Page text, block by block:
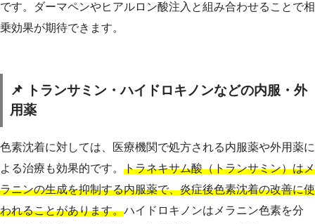
です。ダーマペンやヒアルロン酸注入と組み合わせることで相
乗効果が期待できます。
📌 トランサミン・ハイドロキノンなどの内服・外
用薬
色素沈着に対しては、医療機関で処方される内服薬や外用薬に
よる治療も効果的です。 トラネキサム酸（トランサミン）はメ
ラニンの生成を抑制する内服薬で、炎症後色素沈着の改善に使
われることがあります。ハイドロキノンはメラニン色素を分